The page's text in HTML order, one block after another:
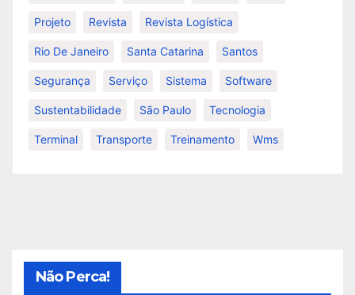
Projeto Revista Revista Logística
Rio De Janeiro Santa Catarina Santos
Segurança Serviço Sistema Software
Sustentabilidade São Paulo Tecnologia
Terminal Transporte Treinamento Wms
Não Perca!